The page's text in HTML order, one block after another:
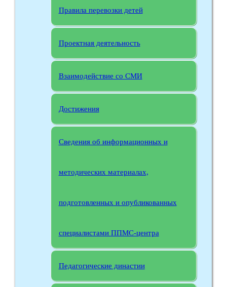
Правила перевозки детей
Проектная деятельность
Взаимодействие со СМИ
Достижения
Сведения об информационных и
методических материалах,
подготовленных и опубликованных
специалистами ППМС-центра
Педагогические династии